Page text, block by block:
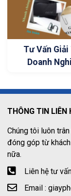
Tư Vấn Giải
Doanh
THÔNG TIN LIÊN
Chúng tôi luôn
đóng góp từ
nữa.
Liên hệ tư
Email :